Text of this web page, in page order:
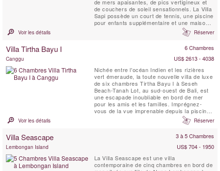
de mers apaisantes, de pics vertigineux et
de couchers de soleil sensationnels. La Villa
Sapi possède un court de tennis, une piscine
pour enfants supplémentaire et une maison
d'hôtes indépendante de 2 chambres. Sapi à
l'architecture funky, sur un terrain de
cuisine gastronomique. Le vaste jardin en...
Voir les détails Réserver
Villa Tirtha Bayu I 6 Chambres
Canggu
US$ 2613 - 4038
Nichée entre l'océan Indien et les rizières
vert émeraude, la toute nouvelle villa de luxe
de six chambres Tirtha Bayu I à Seseh
Beach-Tanah Lot, au sud-ouest de Bali, est
une escapade inoubliable en bord de mer
pour les amis et les familles. Imprégnez-
vous de la vue imprenable depuis la piscine
à débordement de 14 mètres bordée de
jardins tropicaux luxuriants, faites une partie
sport. Ou asseyez-vous simplement et
Voir les détails Réserver
Villa Seascape 3 à 5 Chambres
Lembongan Island
US$ 704 - 1950
La Villa Seascape est une villa
contemporaine de cinq chambres en bord de